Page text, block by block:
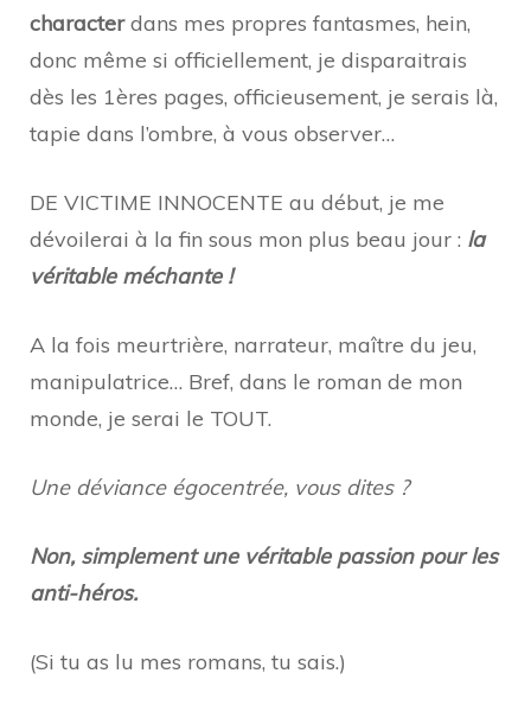
characterdans mes propres fantasmes, hein,
donc même si officiellement, je disparaitrais
dès les 1ères pages, officieusement, je serais là,
tapie dans l’ombre, à vous observer…
DE VICTIME INNOCENTE au début, je me
dévoilerai à la fin sous mon plus beau jour : la
véritable méchante !
A la fois meurtrière, narrateur, maître du jeu,
manipulatrice… Bref, dans le roman de mon
monde, je serai le TOUT.
Une déviance égocentrée, vous dites ?
Non, simplement une véritable passion pour les
anti-héros.
(Si tu as lu mes romans, tu sais.)